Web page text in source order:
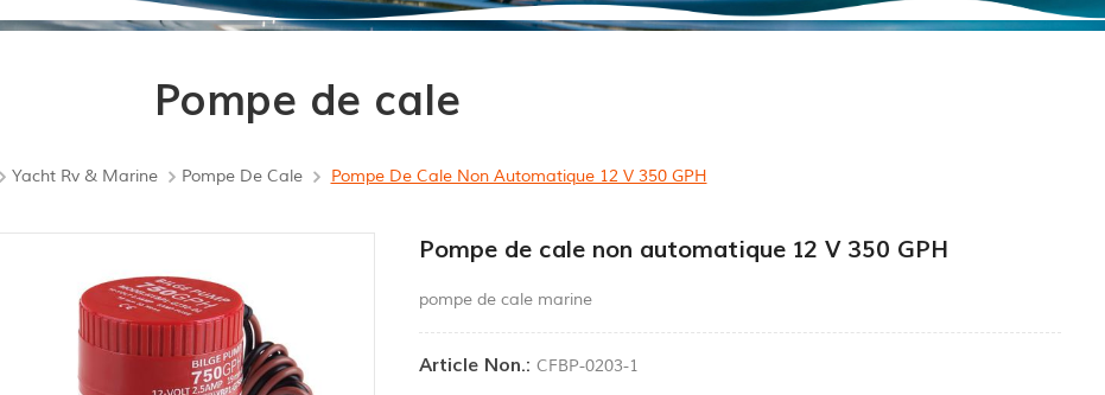
Pompe de cale
Yacht Rv & Marine Pompe De Cale Pompe De Cale Non Automatique 12 V 350 GPH
Pompe de cale non automatique 12 V 350 GPH
pompe de cale marine
Article Non.: CFBP-0203-1